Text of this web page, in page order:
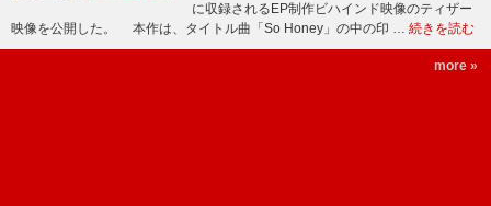
に収録されるEP制作ビハインド映像のティザー
映像を公開した。 本作は、タイトル曲「So Honey」の中の印 … 続きを読む
more »